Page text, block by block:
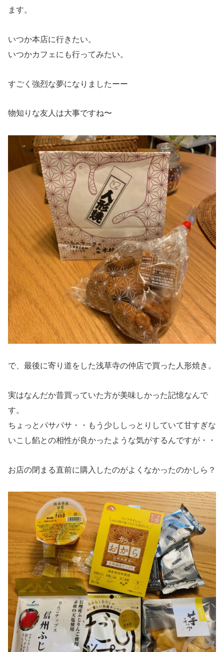
ます。
いつか本店に行きたい。
いつかカフェにも行ってみたい。
すごく強烈な夢になりましたーー
物知りな友人は大事ですね〜
で、最後に寄り道をした浅草寺の仲店で買った人形焼き。
実はなんだか昔買っていた方が美味しかった記憶なんで
す。
ちょっとパサパサ・・もう少ししっとりしていて甘すぎな
いこし餡との相性が良かったような気がするんですが・・
お店の閉まる直前に購入したのがよくなかったのかしら？